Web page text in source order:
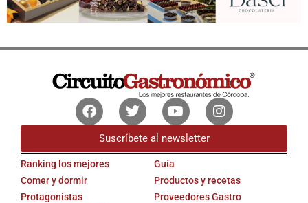
FacebookTwitterYoutubeInstagram
Suscríbete al newsletter
Ranking los mejores
Comer y dormir
Protagonistas
Guía
Productos y recetas
Proveedores Gastro